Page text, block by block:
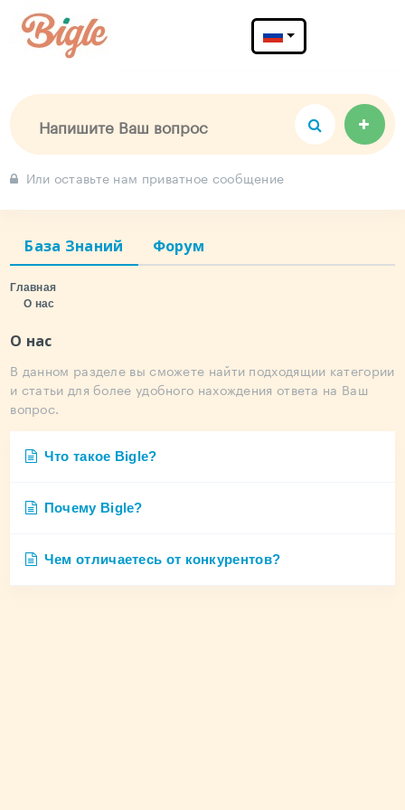
Или оставьте нам приватное сообщение
База Знаний Форум
Главная
О нас
О нас
В данном разделе вы сможете найти подходящии категории
и статьи для более удобного нахождения ответа на Ваш
вопрос.
Что такое Bigle?
Почему Bigle?
Чем отличаетесь от конкурентов?